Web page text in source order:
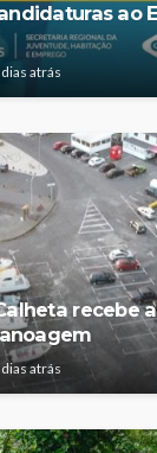
ao
atrás
recebe
atrás